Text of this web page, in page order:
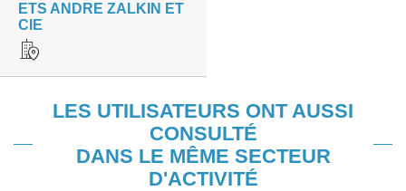
ETS ANDRE ZALKIN ET
CIE
LES UTILISATEURS ONT AUSSI
CONSULTÉ
DANS LE MÊME SECTEUR
D'ACTIVITÉ